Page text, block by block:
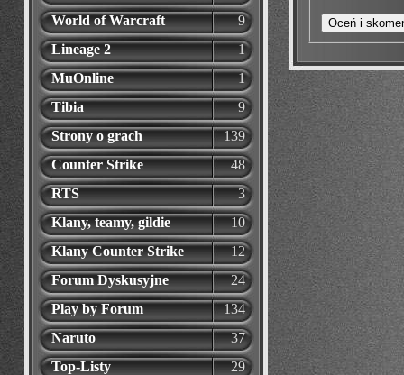
World of Warcraft
9
Lineage 2
1
MuOnline
1
Tibia
9
Strony o grach
139
Counter Strike
48
RTS
3
Klany, teamy, gildie
10
Klany Counter Strike
12
Forum Dyskusyjne
24
Play by Forum
134
Naruto
37
Top-Listy
29